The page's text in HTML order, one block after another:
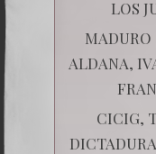
LOS
ALDANA,
CICIG,